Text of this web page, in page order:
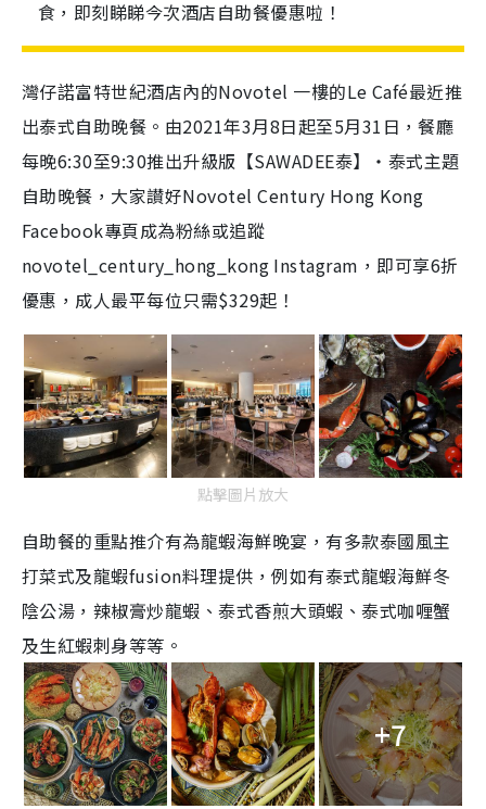
食，即刻睇睇今次酒店自助餐優惠啦！
灣仔諾富特世紀酒店內的Novotel 一樓的Le Café最近推
出泰式自助晚餐。由2021年3月8日起至5月31日，餐廳
每晚6:30至9:30推出升級版【SAWADEE泰】・泰式主題
自助晚餐，大家讃好Novotel Century Hong Kong
Facebook專頁成為粉絲或追蹤
novotel_century_hong_kong Instagram，即可享6折
優惠，成人最平每位只需$329起！
點擊圖片放大
自助餐的重點推介有為龍蝦海鮮晚宴 ，有多款泰國風主
打菜式及龍蝦fusion料理提供，例如有泰式龍蝦海鮮冬
陰公湯，辣椒膏炒龍蝦、泰式香煎大頭蝦、泰式咖喱蟹
及生紅蝦刺身等等。
+7